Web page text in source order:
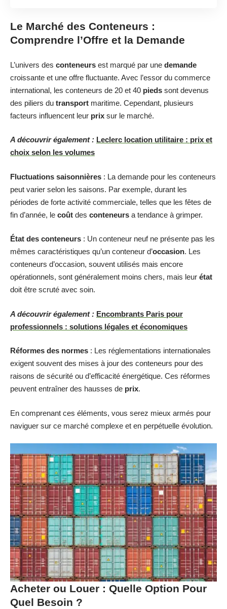
Le Marché des Conteneurs :
Comprendre l’Offre et la Demande
L’univers des conteneurs est marqué par une demande
croissante et une offre fluctuante. Avec l’essor du commerce
international, les conteneurs de 20 et 40 pieds sont devenus
des piliers du transport maritime. Cependant, plusieurs
facteurs influencent leur prix sur le marché.
A découvrir également : Leclerc location utilitaire : prix et
choix selon les volumes
Fluctuations saisonnières : La demande pour les conteneurs
peut varier selon les saisons. Par exemple, durant les
périodes de forte activité commerciale, telles que les fêtes de
fin d’année, le coût des conteneurs a tendance à grimper.
État des conteneurs : Un conteneur neuf ne présente pas les
mêmes caractéristiques qu’un conteneur d’occasion. Les
conteneurs d’occasion, souvent utilisés mais encore
opérationnels, sont généralement moins chers, mais leur état
doit être scruté avec soin.
A découvrir également : Encombrants Paris pour
professionnels : solutions légales et économiques
Réformes des normes : Les réglementations internationales
exigent souvent des mises à jour des conteneurs pour des
raisons de sécurité ou d’efficacité énergétique. Ces réformes
peuvent entraîner des hausses de prix.
En comprenant ces éléments, vous serez mieux armés pour
naviguer sur ce marché complexe et en perpétuelle évolution.
Acheter ou Louer : Quelle Option Pour
Quel Besoin ?